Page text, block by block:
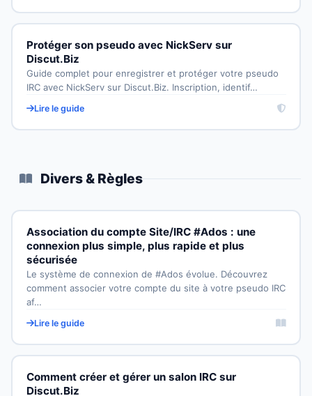
Protéger son pseudo avec NickServ sur
Discut.Biz
Guide complet pour enregistrer et protéger votre pseudo
IRC avec NickServ sur Discut.Biz. Inscription, identif…
Lire le guide
Divers & Règles
Association du compte Site/IRC #Ados : une
connexion plus simple, plus rapide et plus
sécurisée
Le système de connexion de #Ados évolue. Découvrez
comment associer votre compte du site à votre pseudo IRC
af…
Lire le guide
Comment créer et gérer un salon IRC sur
Discut.Biz